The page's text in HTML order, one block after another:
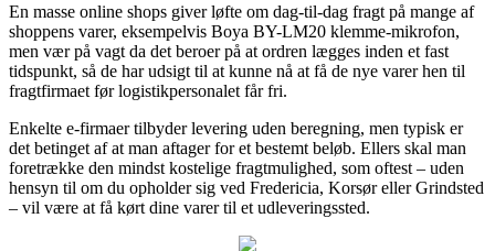
En masse online shops giver løfte om dag-til-dag fragt på mange af
shoppens varer, eksempelvis Boya BY-LM20 klemme-mikrofon,
men vær på vagt da det beroer på at ordren lægges inden et fast
tidspunkt, så de har udsigt til at kunne nå at få de nye varer hen til
fragtfirmaet før logistikpersonalet får fri.
Enkelte e-firmaer tilbyder levering uden beregning, men typisk er
det betinget af at man aftager for et bestemt beløb. Ellers skal man
foretrække den mindst kostelige fragtmulighed, som oftest – uden
hensyn til om du opholder sig ved Fredericia, Korsør eller Grindsted
– vil være at få kørt dine varer til et udleveringssted.